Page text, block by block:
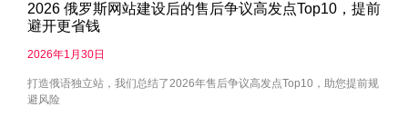
2026 俄罗斯网站建设后的售后争议高发点Top10，提前
避开更省钱
2026年1月30日
打造俄语独立站，我们总结了2026年售后争议高发点Top10，助您提前规
避风险